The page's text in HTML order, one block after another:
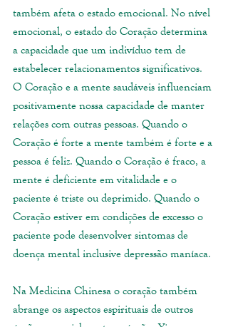
também afeta o estado emocional. No nível
emocional, o estado do Coração determina
a capacidade que um indivíduo tem de
estabelecer relacionamentos significativos.
O Coração e a mente saudáveis influenciam
positivamente nossa capacidade de manter
relações com outras pessoas. Quando o
Coração é forte a mente também é forte e a
pessoa é feliz. Quando o Coração é fraco, a
mente é deficiente em vitalidade e o
paciente é triste ou deprimido. Quando o
Coração estiver em condições de excesso o
paciente pode desenvolver sintomas de
doença mental inclusive depressão maníaca.
Na Medicina Chinesa o coração também
abrange os aspectos espirituais de outros